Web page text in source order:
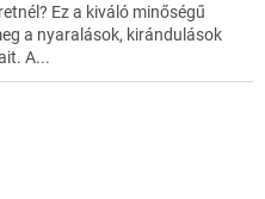
Ez a kiváló minőségű
a nyaralások, kirándulások
A...